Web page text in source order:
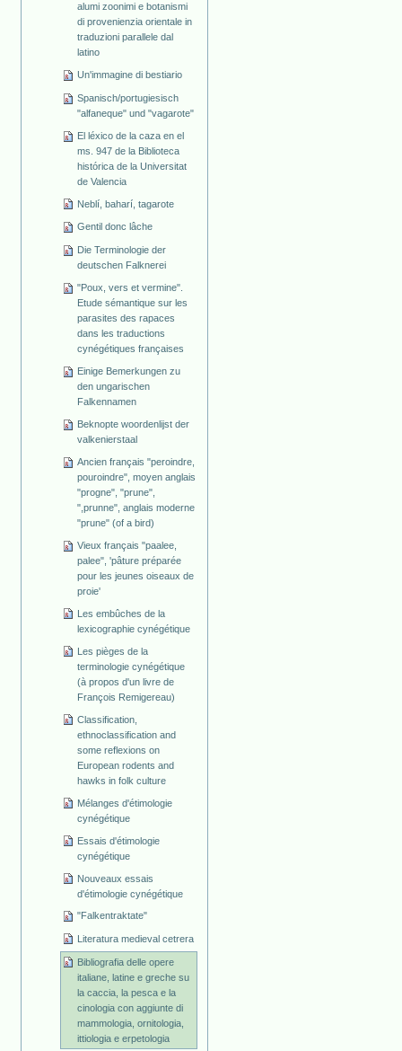
alumi zoonimi e botanismi
di provenienzia orientale in
traduzioni parallele dal
latino
Un'immagine di bestiario
Spanisch/portugiesisch
"alfaneque" und "vagarote"
El léxico de la caza en el
ms. 947 de la Biblioteca
histórica de la Universitat
de Valencia
Neblí, baharí, tagarote
Gentil donc lâche
Die Terminologie der
deutschen Falknerei
"Poux, vers et vermine".
Etude sémantique sur les
parasites des rapaces
dans les traductions
cynégétiques françaises
Einige Bemerkungen zu
den ungarischen
Falkennamen
Beknopte woordenlijst der
valkenierstaal
Ancien français "peroindre,
pouroindre", moyen anglais
"progne", "prune",
",prunne", anglais moderne
"prune" (of a bird)
Vieux français "paalee,
palee", 'pâture préparée
pour les jeunes oiseaux de
proie'
Les embûches de la
lexicographie cynégétique
Les pièges de la
terminologie cynégétique
(à propos d'un livre de
François Remigereau)
Classification,
ethnoclassification and
some reflexions on
European rodents and
hawks in folk culture
Mélanges d'étimologie
cynégétique
Essais d'étimologie
cynégétique
Nouveaux essais
d'étimologie cynégétique
"Falkentraktate"
Literatura medieval cetrera
Bibliografia delle opere
italiane, latine e greche su
la caccia, la pesca e la
cinologia con aggiunte di
mammologia, ornitologia,
ittiologia e erpetologia